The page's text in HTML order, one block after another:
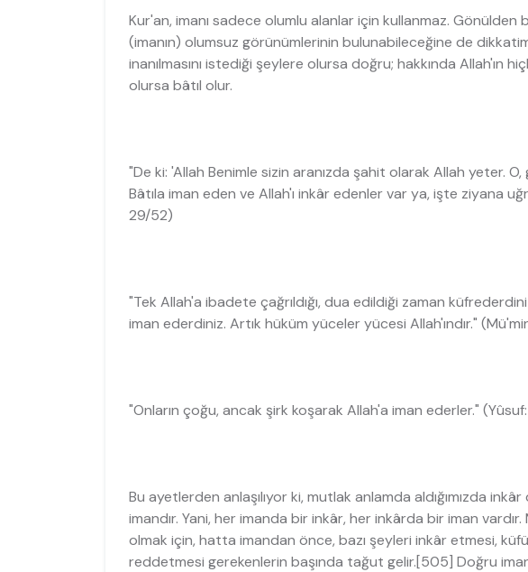
Kur'an, imanı sadece olumlu alanlar için kullanmaz.
(imanın) olumsuz görünümlerinin bulunabileceğine de
inanılmasını istediği şeylere olursa doğru; hakkında Allah'ın
olursa bâtıl olur.
"De ki: 'Allah Benimle sizin aranızda şahit olarak Allah yeter.
Bâtıla iman eden ve Allah'ı inkâr edenler var ya, işte ziyana
29/52)
"Tek Allah'a ibadete çağrıldığı, dua edildiği zaman
iman ederdiniz. Artık hüküm yüceler yücesi Allah'ındır."
"Onların çoğu, ancak şirk koşarak Allah'a iman ederler."
Bu ayetlerden anlaşılıyor ki, mutlak anlamda aldığımızda inkâr
imandır. Yani, her imanda bir inkâr, her inkârda bir iman
olmak için, hatta imandan önce, bazı şeyleri inkâr etmesi,
reddetmesi gerekenlerin başında tağut gelir.[505] Doğru